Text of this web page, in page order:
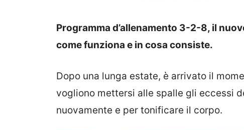
Programma d’allenamento 3-2-8, il
come funziona e in cosa consiste.
Dopo una lunga estate, è arrivato il
vogliono mettersi alle spalle gli eccessi
nuovamente e per tonificare il corpo.